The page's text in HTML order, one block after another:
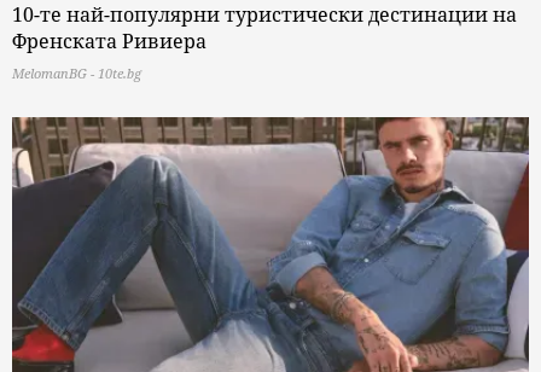
10-те най-популярни туристически дестинации на
Френската Ривиера
MelomanBG - 10te.bg